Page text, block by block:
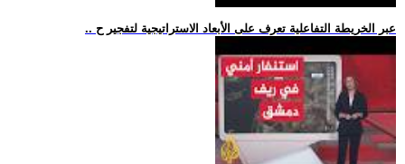
.. عبر الخريطة التفاعلية تعرف على الأبعاد الاستراتيجية لتفجير ح